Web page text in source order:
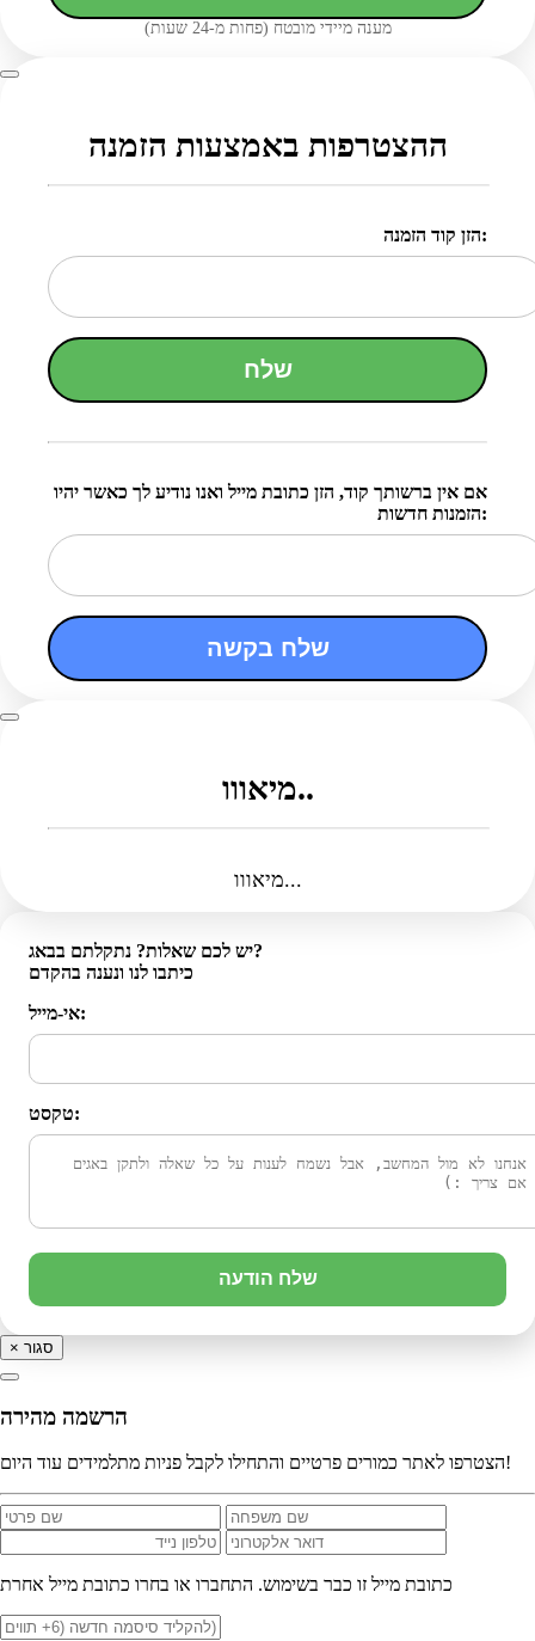
מענה מיידי מובטח (פחות מ-24 שעות)
ההצטרפות באמצעות הזמנה
הזן קוד הזמנה:
שלח
אם אין ברשותך קוד, הזן כתובת מייל ואנו נודיע לך כאשר יהיו
הזמנות חדשות:
שלח בקשה
מיאווו..
מיאווו...
יש לכם שאלות? נתקלתם בבאג?
כיתבו לנו ונענה בהקדם
אי-מייל:
טקסט:
שלח הודעה
× סגור
הרשמה מהירה
הצטרפו לאתר כמורים פרטיים והתחילו לקבל פניות מתלמידים עוד היום!
כתובת מייל זו כבר בשימוש. התחברו או בחרו כתובת מייל אחרת